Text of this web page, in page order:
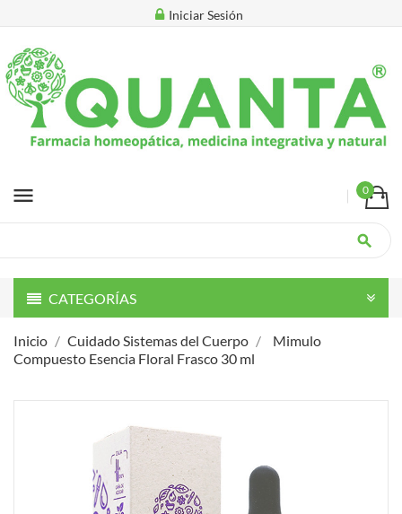
Iniciar Sesión
menu 0
search
CATEGORÍAS
Inicio Cuidado Sistemas del Cuerpo
Mimulo
Compuesto Esencia Floral Frasco 30 ml